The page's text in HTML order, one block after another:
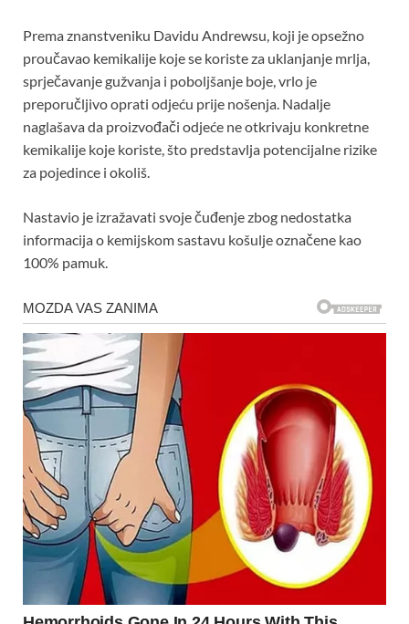
Prema znanstveniku Davidu Andrewsu, koji je opsežno
proučavao kemikalije koje se koriste za uklanjanje mrlja,
sprječavanje gužvanja i poboljšanje boje, vrlo je
preporučljivo oprati odjeću prije nošenja. Nadalje
naglašava da proizvođači odjeće ne otkrivaju konkretne
kemikalije koje koriste, što predstavlja potencijalne rizike
za pojedince i okoliš.
Nastavio je izražavati svoje čuđenje zbog nedostatka
informacija o kemijskom sastavu košulje označene kao
100% pamuk.